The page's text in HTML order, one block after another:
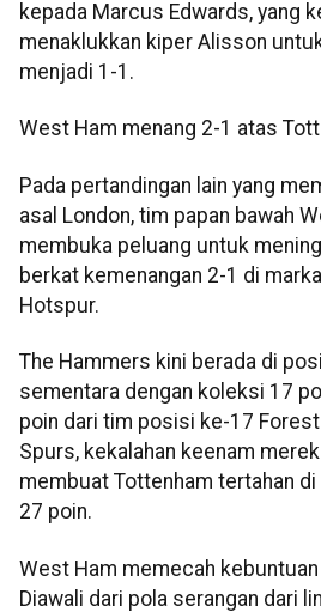
kepada Marcus Edwards, yang
menaklukkan kiper Alisson
menjadi 1-1.
West Ham menang 2-1 atas
Pada pertandingan lain yang
asal London, tim papan bawah
membuka peluang untuk
berkat kemenangan 2-1 di
Hotspur.
The Hammers kini berada di
sementara dengan koleksi 17
poin dari tim posisi ke-17
Spurs, kekalahan keenam
membuat Tottenham tertahan
27 poin.
West Ham memecah
Diawali dari pola serangan dari